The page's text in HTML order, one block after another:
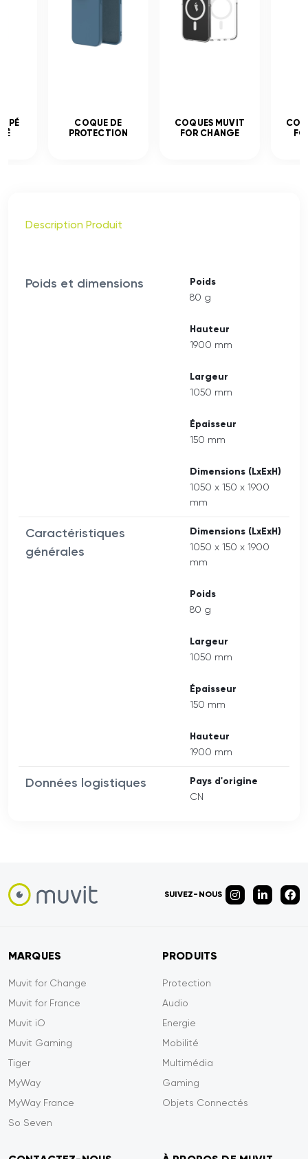
COQUE DE
PROTECTION
COQUES MUVIT
FOR CHANGE
Description Produit
Poids et dimensions Poids
80 g
Hauteur
1900 mm
Largeur
1050 mm
Épaisseur
150 mm
Dimensions (LxExH)
1050 x 150 x 1900
mm
Caractéristiques
générales
Dimensions (LxExH)
1050 x 150 x 1900
mm
Poids
80 g
Largeur
1050 mm
Épaisseur
150 mm
Hauteur
1900 mm
Données logistiques Pays d'origine
CN
SUIVEZ-NOUS
MARQUES
Muvit for Change
Muvit for France
Muvit iO
Muvit Gaming
Tiger
MyWay
MyWay France
So Seven
PRODUITS
Protection
Audio
Energie
Mobilité
Multimédia
Gaming
Objets Connectés